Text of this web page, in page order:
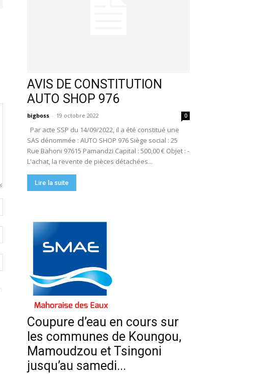
:*
:*
:
AVIS DE CONSTITUTION
AUTO SHOP 976
bigboss - 19 octobre 2022 0
Par acte SSP du 14/09/2022, il a été constitué une
SAS dénommée : AUTO SHOP 976 Siège social : 25
Rue Bahoni 97615 Pamandzi Capital : 500,00 € Objet : -
L'achat, la revente de pièces détachées...
Lire la suite
Coupure d’eau en cours sur
les communes de Koungou,
Mamoudzou et Tsingoni
jusqu’au samedi...